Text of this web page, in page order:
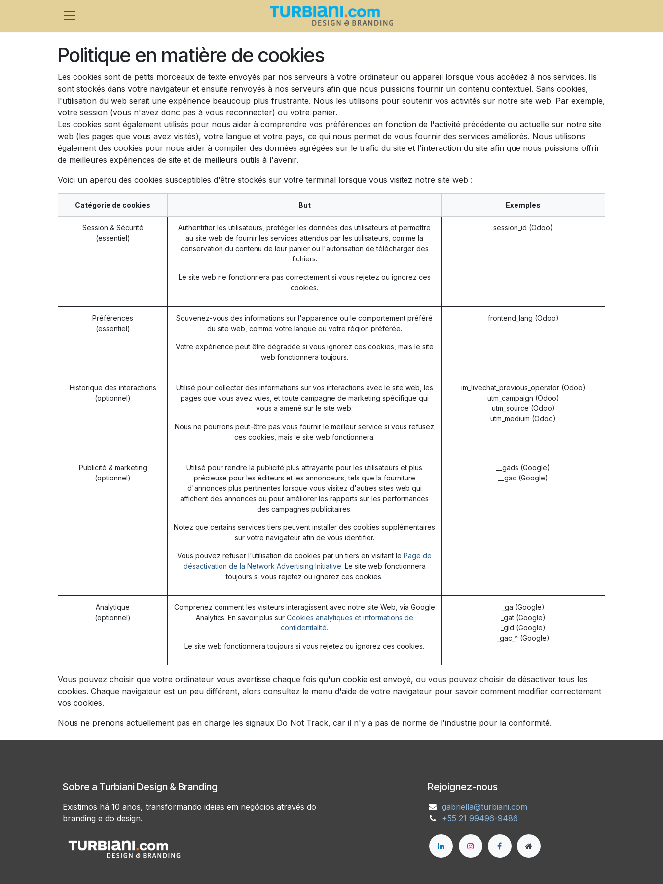
Politique en matière de cookies
Les cookies sont de petits morceaux de texte envoyés par nos serveurs à votre ordinateur ou appareil lorsque vous accédez à nos services. Ils
sont stockés dans votre navigateur et ensuite renvoyés à nos serveurs afin que nous puissions fournir un contenu contextuel. Sans cookies,
l'utilisation du web serait une expérience beaucoup plus frustrante. Nous les utilisons pour soutenir vos activités sur notre site web. Par exemple,
votre session (vous n'avez donc pas à vous reconnecter) ou votre panier.
Les cookies sont également utilisés pour nous aider à comprendre vos préférences en fonction de l'activité précédente ou actuelle sur notre site
web (les pages que vous avez visités), votre langue et votre pays, ce qui nous permet de vous fournir des services améliorés. Nous utilisons
également des cookies pour nous aider à compiler des données agrégées sur le trafic du site et l'interaction du site afin que nous puissions offrir
de meilleures expériences de site et de meilleurs outils à l'avenir.
Voici un aperçu des cookies susceptibles d'être stockés sur votre terminal lorsque vous visitez notre site web :
Catégorie de cookies But Exemples
Session & Sécurité
(essentiel)
Authentifier les utilisateurs, protéger les données des utilisateurs et permettre
au site web de fournir les services attendus par les utilisateurs, comme la
conservation du contenu de leur panier ou l'autorisation de télécharger des
fichiers.
Le site web ne fonctionnera pas correctement si vous rejetez ou ignorez ces
cookies.
session_id (Odoo)
Préférences
(essentiel)
Souvenez-vous des informations sur l'apparence ou le comportement préféré
du site web, comme votre langue ou votre région préférée.
Votre expérience peut être dégradée si vous ignorez ces cookies, mais le site
web fonctionnera toujours.
frontend_lang (Odoo)
Historique des interactions
(optionnel)
Utilisé pour collecter des informations sur vos interactions avec le site web, les
pages que vous avez vues, et toute campagne de marketing spécifique qui
vous a amené sur le site web.
Nous ne pourrons peut-être pas vous fournir le meilleur service si vous refusez
ces cookies, mais le site web fonctionnera.
im_livechat_previous_operator (Odoo)
utm_campaign (Odoo)
utm_source (Odoo)
utm_medium (Odoo)
Publicité & marketing
(optionnel)
Utilisé pour rendre la publicité plus attrayante pour les utilisateurs et plus
précieuse pour les éditeurs et les annonceurs, tels que la fourniture
d'annonces plus pertinentes lorsque vous visitez d'autres sites web qui
affichent des annonces ou pour améliorer les rapports sur les performances
des campagnes publicitaires.
Notez que certains services tiers peuvent installer des cookies supplémentaires
sur votre navigateur afin de vous identifier.
Vous pouvez refuser l'utilisation de cookies par un tiers en visitant le Page de
désactivation de la Network Advertising Initiative. Le site web fonctionnera
toujours si vous rejetez ou ignorez ces cookies.
__gads (Google)
__gac (Google)
Analytique
(optionnel)
Comprenez comment les visiteurs interagissent avec notre site Web, via Google
Analytics. En savoir plus sur Cookies analytiques et informations de
confidentialité.
Le site web fonctionnera toujours si vous rejetez ou ignorez ces cookies.
_ga (Google)
_gat (Google)
_gid (Google)
_gac_* (Google)
Vous pouvez choisir que votre ordinateur vous avertisse chaque fois qu'un cookie est envoyé, ou vous pouvez choisir de désactiver tous les
cookies. Chaque navigateur est un peu différent, alors consultez le menu d'aide de votre navigateur pour savoir comment modifier correctement
vos cookies.
Nous ne prenons actuellement pas en charge les signaux Do Not Track, car il n'y a pas de norme de l'industrie pour la conformité.
Sobre a Turbiani Design & Branding
Existimos há 10 anos, transformando ideias em negócios através do
branding e do design.
Rejoignez-nous
gabriella@turbiani.com
+55 21 99496-9486